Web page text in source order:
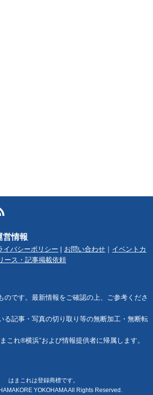
営情報
イバシーポリシー お問い合わせ
イベントカ
ース・記事掲載依頼
のです。最新情報をご確認の上、ご参考くださ
る記事・写真の切り取り等の無断加工・無断転
これ®横浜”および情報提供者に帰属します。
はまこれは登録商標です。
YOKOHAMA All Rights Reserved.